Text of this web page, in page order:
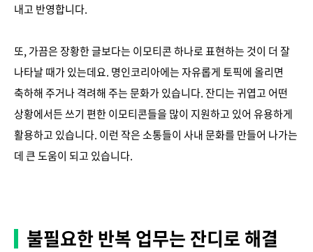
내고 반영합니다.
또, 가끔은 장황한 글보다는 이모티콘 하나로 표현하는 것이 더 잘
나타날 때가 있는데요. 명인코리아에는 자유롭게 토픽에 올리면
축하해 주거나 격려해 주는 문화가 있습니다. 잔디는 귀엽고 어떤
상황에서든 쓰기 편한 이모티콘들을 많이 지원하고 있어 유용하게
활용하고 있습니다. 이런 작은 소통들이 사내 문화를 만들어 나가는
데 큰 도움이 되고 있습니다.
불필요한 반복 업무는 잔디로 해결